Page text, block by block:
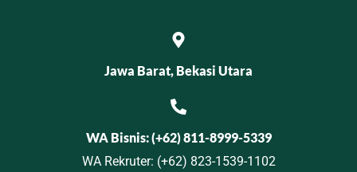
Jawa Barat, Bekasi Utara
WA Bisnis: (+62) 811-8999-5339
WA Rekruter: (+62) 823-1539-1102